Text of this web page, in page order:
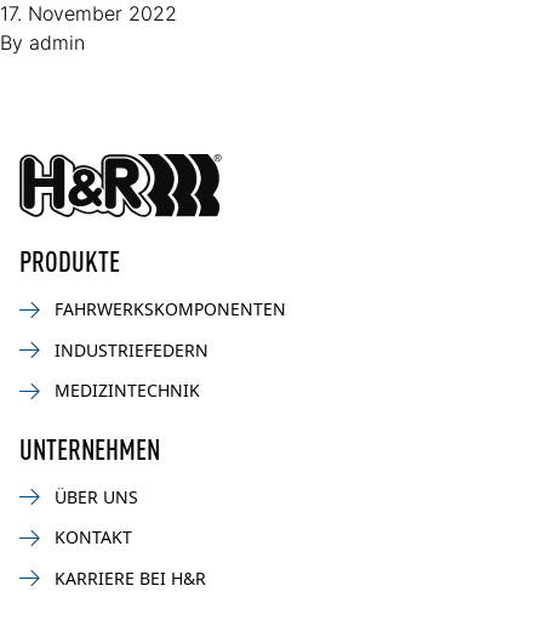
17. November 2022
By admin
PRODUKTE
FAHRWERKSKOMPONENTEN
INDUSTRIEFEDERN
MEDIZINTECHNIK
UNTERNEHMEN
ÜBER UNS
KONTAKT
KARRIERE BEI H&R